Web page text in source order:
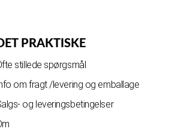
PRAKTISKE
stillede spørgsmål
om fragt /levering og emballage
og leveringsbetingelser